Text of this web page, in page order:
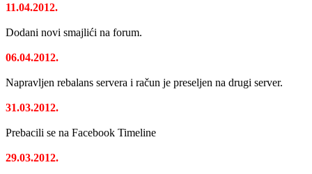
11.04.2012.
Dodani novi smajlići na forum.
06.04.2012.
Napravljen rebalans servera i račun je preseljen na drugi server.
31.03.2012.
Prebacili se na Facebook Timeline
29.03.2012.